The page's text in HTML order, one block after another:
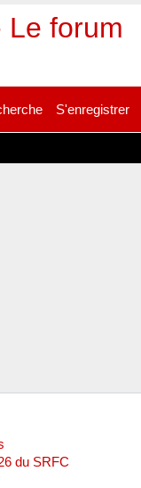
Le forum
S'enregistrer
du SRFC